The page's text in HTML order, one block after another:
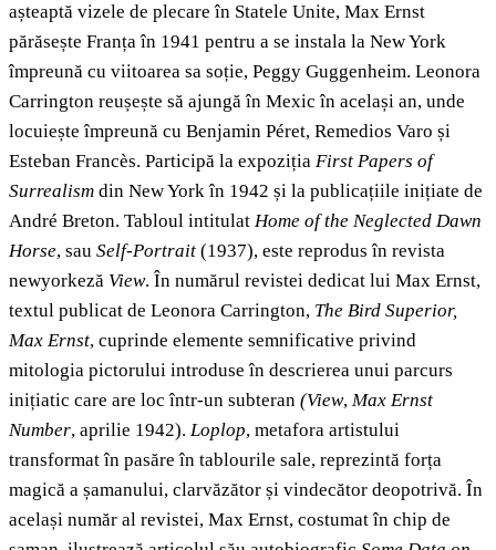
așteaptă vizele de plecare în Statele Unite, Max Ernst
părăsește Franța în 1941 pentru a se instala la New York
împreună cu viitoarea sa soție, Peggy Guggenheim. Leonora
Carrington reușește să ajungă în Mexic în același an, unde
locuiește împreună cu Benjamin Péret, Remedios Varo și
Esteban Francès. Participă la expoziția First Papers of
Surrealism din New York în 1942 și la publicațiile inițiate de
André Breton. Tabloul intitulat Home of the Neglected Dawn
Horse, sau Self-Portrait (1937), este reprodus în revista
newyorkeză View. În numărul revistei dedicat lui Max Ernst,
textul publicat de Leonora Carrington, The Bird Superior,
Max Ernst, cuprinde elemente semnificative privind
mitologia pictorului introduse în descrierea unui parcurs
inițiatic care are loc într-un subteran (View, Max Ernst
Number, aprilie 1942). Loplop, metafora artistului
transformat în pasăre în tablourile sale, reprezintă forța
magică a șamanului, clarvăzător și vindecător deopotrivă. În
același număr al revistei, Max Ernst, costumat în chip de